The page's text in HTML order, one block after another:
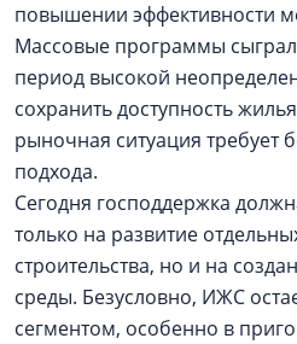
повышении эффективности
Массовые программы
период высокой
сохранить доступность
рыночная ситуация требует
подхода.
Сегодня господдержка
только на развитие
строительства, но и на
среды. Безусловно, ИЖС
сегментом, особенно в